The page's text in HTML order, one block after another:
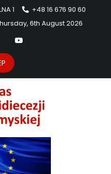
1
+48 16 676 90 60
6th August 2026